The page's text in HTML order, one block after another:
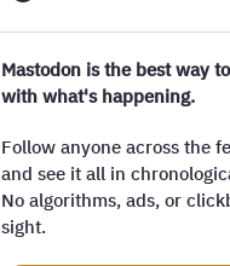
Mastodon is the best way
with what's happening.
Follow anyone across the
and see it all in
No algorithms, ads, or
sight.